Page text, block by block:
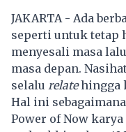
JAKARTA - Ada
seperti untuk tetap
menyesali masa
masa depan.
selalu relatehingga
Hal ini
Power of Now